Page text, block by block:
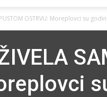
OSTRVU: Moreplovci su